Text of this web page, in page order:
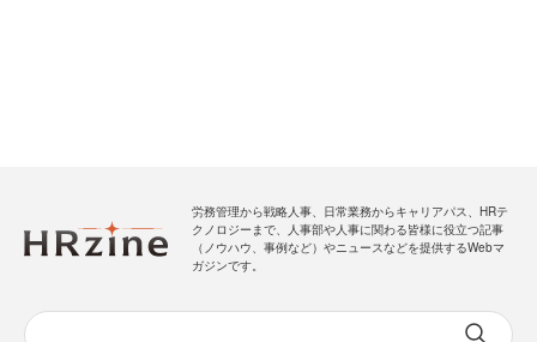
労務管理から戦略人事、日常業務からキャリアパス、HRテ
クノロジーまで、人事部や人事に関わる皆様に役立つ記事
（ノウハウ、事例など）やニュースなどを提供するWebマ
ガジンです。